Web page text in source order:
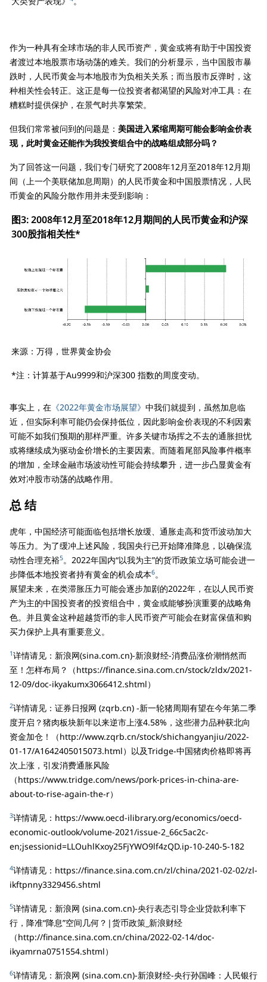
作为一种具有全球市场的非人民币资产，黄金或将有助于中国投资
者渡过本地股票市场动荡的难关。我们的分析显示，当中国股市暴
跌时，人民币黄金与本地股市为负相关关系；而当股市反弹时，这
种相关性会转正。这正是每一位投资者都渴望的风险对冲工具：在
糟糕时提供保护，在景气时共享繁荣。
但我们常常被问到的问题是： 美国进入紧缩周期可能会影响金价表
现，此时黄金还能作为我投资组合中的战略组成部分吗？
为了回答这一问题，我们专门研究了2008年12月至2018年12月期
间（上一个美联储加息周期）的人民币黄金和中国股票情况，人民
币黄金的风险分散作用并未受到影响：
图3: 2008年12月至2018年12月期间的人民币黄金和沪深
300股指相关性*
来源：万得，世界黄金协会
*注：计算基于Au9999和沪深300 指数的周度变动。
事实上，在 《2022年黄金市场展望》 中我们就提到，虽然加息临
近，但实际利率可能仍会保持低位，因此影响金价表现的不利因素
可能不如我们预期的那样严重。许多关键市场挥之不去的通胀担忧
或将继续成为驱动金价增长的主要因素。而随着尾部风险事件概率
的增加，全球金融市场波动性可能会持续攀升，进一步凸显黄金有
效对冲股市动荡的战略作用。
总 结
虎年，中国经济可能面临包括增长放缓、通胀走高和货币波动加大
等压力。为了缓冲上述风险，我国央行已开始降准降息，以确保流
动性合理充裕5。2022年国内“以我为主”的货币政策立场可能会进一
步降低本地投资者持有黄金的机会成本6。
展望未来，在类滞胀压力可能会逐步加剧的2022年，在以人民币资
产为主的中国投资者的投资组合中，黄金或能够扮演重要的战略角
色。并且黄金这种超越货币的非人民币资产可能会在财富保值和购
买力保护上具有重要意义。
1详情请见：新浪网(sina.com.cn)-新浪财经-消费品涨价潮悄然而
至！怎样布局？（https://finance.sina.com.cn/stock/zldx/2021-
12-09/doc-ikyakumx3066412.shtml）
2详情请见：证券日报网 (zqrb.cn) -新一轮猪周期有望在今年第二季
度开启？猪肉板块新年以来逆市上涨4.58%，这些潜力品种获北向
资金加仓！（http://www.zqrb.cn/stock/shichangyanjiu/2022-
01-17/A1642405015073.html）以及Tridge-中国猪肉价格即将再
次上涨，引发消费通胀风险
（https://www.tridge.com/news/pork-prices-in-china-are-
about-to-rise-again-the-r）
3详情请见：https://www.oecd-ilibrary.org/economics/oecd-
economic-outlook/volume-2021/issue-2_66c5ac2c-
en;jsessionid=LLOuhlKxoy25FjYWO9lf4zQD.ip-10-240-5-182
4详情请见：https://finance.sina.com.cn/zl/china/2021-02-02/zl-
ikftpnny3329456.shtml
5详情请见：新浪网 (sina.com.cn)-央行表态引导企业贷款利率下
行，降准“降息”空间几何？|货币政策_新浪财经
（http://finance.sina.com.cn/china/2022-02-14/doc-
ikyamrna0751554.shtml）
6详情请见：新浪网 (sina.com.cn)-新浪财经-央行孙国峰：人民银行